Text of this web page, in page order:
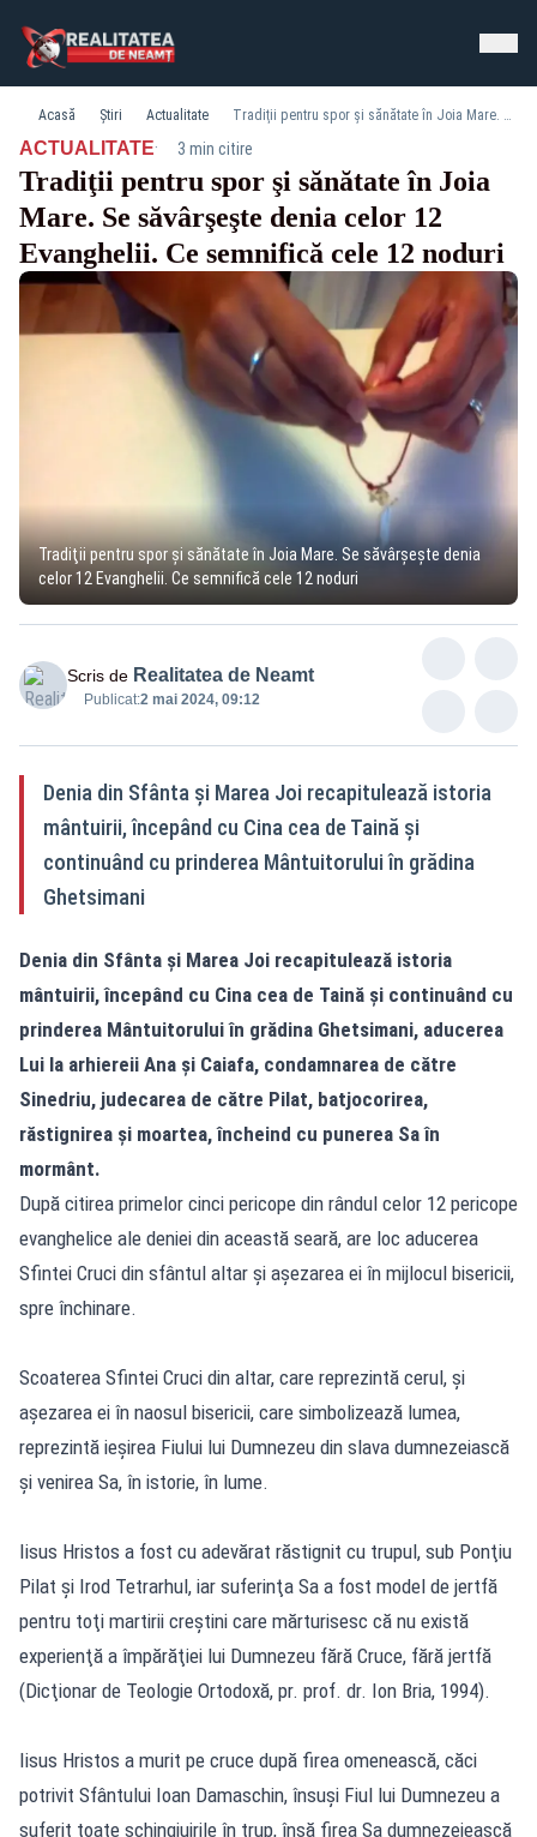
Acasă Știri Actualitate Tradiţii pentru spor şi sănătate în Joia Mare. Se săvârşeşte denia celor 12 Evanghelii. Ce semnifică cele 12 noduri
ACTUALITATE· 3 min citire
Tradiţii pentru spor şi sănătate în Joia
Mare. Se săvârşeşte denia celor 12
Evanghelii. Ce semnifică cele 12 noduri
Tradiţii pentru spor şi sănătate în Joia Mare. Se săvârşeşte denia
celor 12 Evanghelii. Ce semnifică cele 12 noduri
Scris de Realitatea de Neamt
Publicat:2 mai 2024, 09:12
Denia din Sfânta şi Marea Joi recapitulează istoria
mântuirii, începând cu Cina cea de Taină şi
continuând cu prinderea Mântuitorului în grădina
Ghetsimani
Denia din Sfânta şi Marea Joi recapitulează istoria
mântuirii, începând cu Cina cea de Taină şi continuând cu
prinderea Mântuitorului în grădina Ghetsimani, aducerea
Lui la arhiereii Ana şi Caiafa, condamnarea de către
Sinedriu, judecarea de către Pilat, batjocorirea,
răstignirea şi moartea, încheind cu punerea Sa în
mormânt.
După citirea primelor cinci pericope din rândul celor 12 pericope
evanghelice ale deniei din această seară, are loc aducerea
Sfintei Cruci din sfântul altar şi aşezarea ei în mijlocul bisericii,
spre închinare.
Scoaterea Sfintei Cruci din altar, care reprezintă cerul, şi
aşezarea ei în naosul bisericii, care simbolizează lumea,
reprezintă ieşirea Fiului lui Dumnezeu din slava dumnezeiască
şi venirea Sa, în istorie, în lume.
Iisus Hristos a fost cu adevărat răstignit cu trupul, sub Ponţiu
Pilat şi Irod Tetrarhul, iar suferinţa Sa a fost model de jertfă
pentru toţi martirii creştini care mărturisesc că nu există
experienţă a împărăţiei lui Dumnezeu fără Cruce, fără jertfă
(Dicţionar de Teologie Ortodoxă, pr. prof. dr. Ion Bria, 1994).
Iisus Hristos a murit pe cruce după firea omenească, căci
potrivit Sfântului Ioan Damaschin, însuşi Fiul lui Dumnezeu a
suferit toate schingiuirile în trup, însă firea Sa dumnezeiească